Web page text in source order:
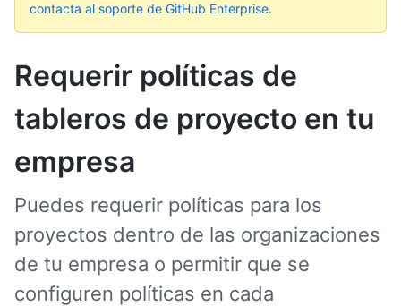
contacta al soporte de GitHub Enterprise.
Requerir políticas de
tableros de proyecto en tu
empresa
Puedes requerir políticas para los
proyectos dentro de las organizaciones
de tu empresa o permitir que se
configuren políticas en cada